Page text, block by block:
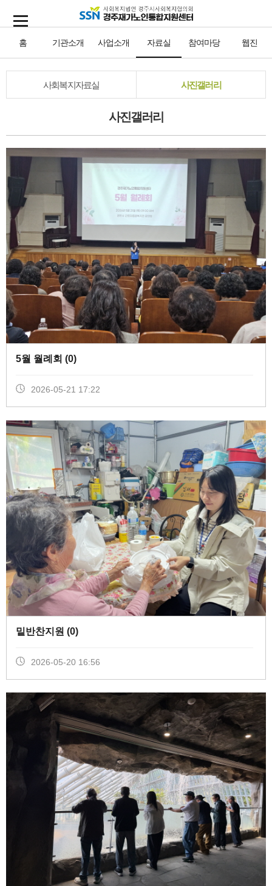
홈 기관소개 사업소개 자료실 참여마당 웹진
사회복지자료실 사진갤러리
사진갤러리
5월 월례회 (0)
2026-05-21 17:22
밑반찬지원 (0)
2026-05-20 16:56